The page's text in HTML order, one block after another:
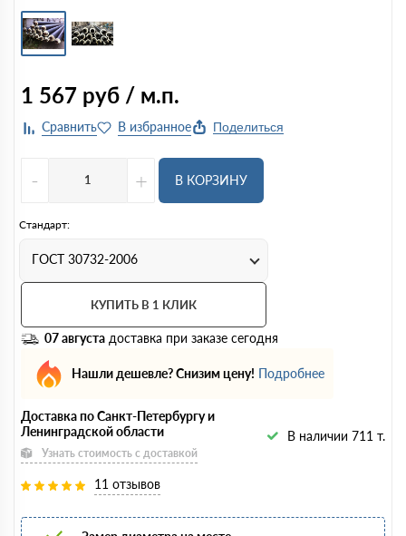
1 567 руб / м.п.
Поделиться
- + В КОРЗИНУ
Стандарт:
ГОСТ 30732-2006
КУПИТЬ В 1 КЛИК
07 августа доставка при заказе сегодня
Нашли дешевле? Снизим цену! Подробнее
Доставка по Санкт-Петербургу и
Ленинградской области
Узнать стоимость с доставкой
В наличии 711 т.
11 отзывов